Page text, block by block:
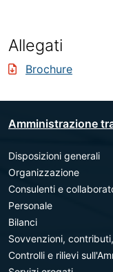
Allegati
Brochure
Amministrazione
Disposizioni generali
Organizzazione
Consulenti e
Personale
Bilanci
Sovvenzioni,
Controlli e rilievi